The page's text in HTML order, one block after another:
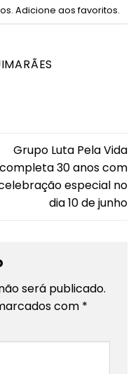
. Adicione aos favoritos.
Grupo Luta Pela Vida
completa 30 anos com
especial no
dia 10 de junho
será publicado.
com *